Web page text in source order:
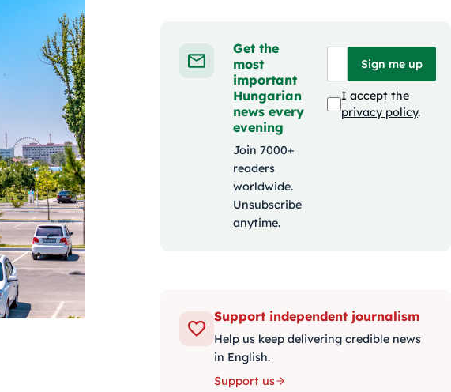
Get the
most
important
Hungarian
news every
evening
Join 7000+
readers
worldwide.
Unsubscribe
anytime.
Sign me up
I accept the
privacy policy.
Support independent journalism
Help us keep delivering credible news
in English.
Support us